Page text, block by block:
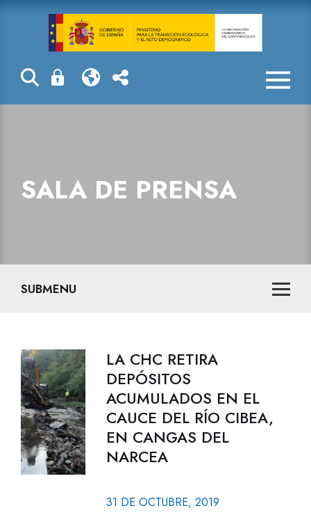
Sala de prensa
SALA DE PRENSA
SUBMENU
LA CHC RETIRA
DEPÓSITOS
ACUMULADOS EN EL
CAUCE DEL RÍO CIBEA,
EN CANGAS DEL
NARCEA
31 DE OCTUBRE, 2019